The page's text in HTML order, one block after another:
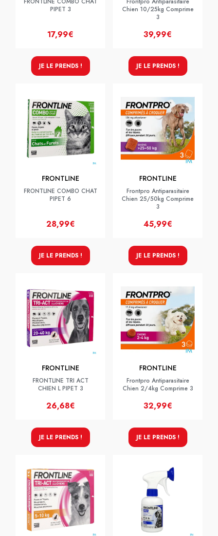
PIPET 3
17,99€
JE LE PRENDS !
Chien 10/25kg Comprime
3
39,99€
JE LE PRENDS !
FRONTLINE
FRONTLINE COMBO CHAT
PIPET 6
28,99€
JE LE PRENDS !
FRONTLINE
Frontpro Antiparasitaire
Chien 25/50kg Comprime
3
45,99€
JE LE PRENDS !
FRONTLINE
FRONTLINE TRI ACT
CHIEN L PIPET 3
26,68€
JE LE PRENDS !
FRONTLINE
Frontpro Antiparasitaire
Chien 2/4kg Comprime 3
32,99€
JE LE PRENDS !